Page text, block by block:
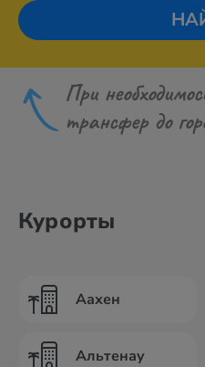
При
трансфер до
Курорты
Аахен
Альтенау